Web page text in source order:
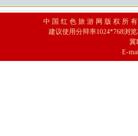
中 国 红 色 旅 游 网 版 权 所
建议使用分辩率1024*768浏
冀
E-